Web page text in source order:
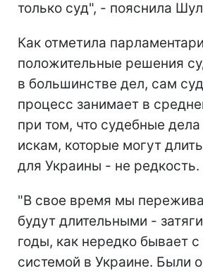
только суд", - пояснила
Как отметила
положительные решения
в большинстве дел, сам
процесс занимает в
при том, что судебные
искам, которые могут
для Украины - не редкость.
"В свое время мы
будут длительными -
годы, как нередко бывает
системой в Украине. Были